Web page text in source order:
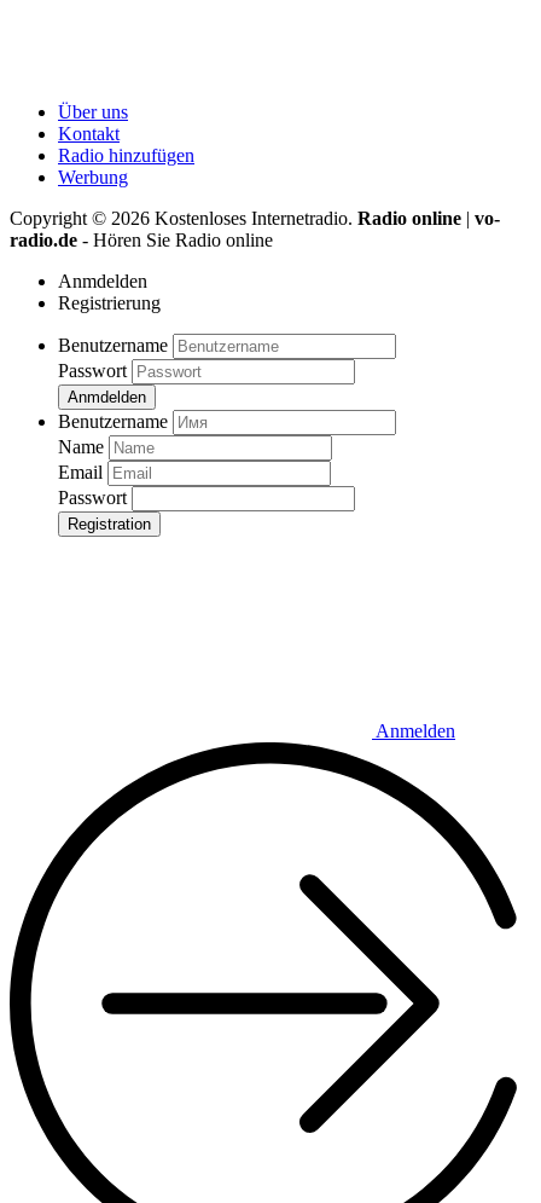
Über uns
Kontakt
Radio hinzufügen
Werbung
Copyright © 2026 Kostenloses Internetradio. Radio online | vo-
radio.de - Hören Sie Radio online
Anmdelden
Registrierung
Benutzername
Passwort
Anmdelden
Benutzername
Name
Email
Passwort
Registration
Anmelden